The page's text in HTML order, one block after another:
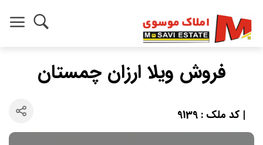
فروش ویلا ارزان چمستان
| کد ملک : 9139